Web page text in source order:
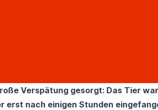
Verspätung gesorgt: Das Tier
erst nach einigen Stunden